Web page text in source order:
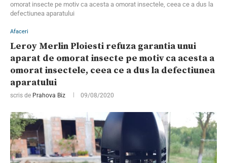
omorat insecte pe motiv ca acesta a omorat insectele, ceea ce a dus la
defectiunea aparatului
Afaceri
Leroy Merlin Ploiesti refuza garantia unui
aparat de omorat insecte pe motiv ca acesta a
omorat insectele, ceea ce a dus la defectiunea
aparatului
scris de Prahova Biz 09/08/2020